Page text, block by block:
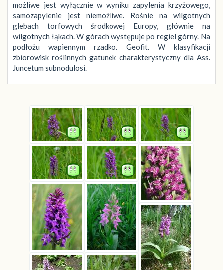
możliwe jest wyłącznie w wyniku zapylenia krzyżowego,
samozapylenie jest niemożliwe. Rośnie na wilgotnych
glebach torfowych środkowej Europy, głównie na
wilgotnych łąkach. W górach występuje po regiel górny. Na
podłożu wapiennym rzadko. Geofit. W klasyfikacji
zbiorowisk roślinnych gatunek charakterystyczny dla Ass.
Juncetum subnodulosi.